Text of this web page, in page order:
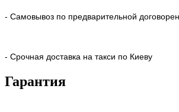
- Самовывоз по предварительной
- Срочная доставка на такси по Киеву
Гарантия